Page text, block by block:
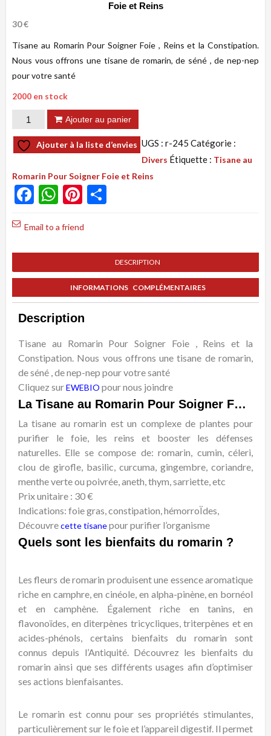
Foie et Reins
30€
Tisane au Romarin Pour Soigner Foie , Reins et la Constipation.
Nous vous offrons une tisane de romarin, de séné , de nep-nep
pour votre santé
2000 en stock
quantité
de
Remède
Romarin
Tisane
Romarin
Foie
et
Reins
Ajouter au panier
Ajouter à la liste d’envies UGS : r-245 Catégorie :
Divers Étiquette : Tisane au
Romarin Pour Soigner Foie et Reins
Facebook
WhatsApp
Pinterest
Email to a friend
DESCRIPTION
INFORMATIONS COMPLÉMENTAIRES
Description
Tisane au Romarin Pour Soigner Foie , Reins et la
Constipation. Nous vous offrons une tisane de romarin,
de séné , de nep-nep pour votre santé
Cliquez surEWEBIO pour nous joindre
La Tisane au Romarin Pour Soigner Foie et Reins
La tisane au romarin est un complexe de plantes pour
purifier le foie, les reins et booster les défenses
naturelles. Elle se compose de: romarin, cumin, céleri,
clou de girofle, basilic, curcuma, gingembre, coriandre,
menthe verte ou poivrée, aneth, thym, sarriette, etc
Prix unitaire : 30 €
Indications: foie gras, constipation, hémorroÏdes,
Découvrecette tisanepour purifier l’organisme
Quels sont les bienfaits du romarin ?
Les fleurs de romarin produisent une essence aromatique
riche en camphre, en cinéole, en alpha-pinène, en bornéol
et en camphène. Également riche en tanins, en
flavonoïdes, en diterpènes tricycliques, triterpènes et en
acides-phénols, certains bienfaits du romarin sont
connus depuis l’Antiquité. Découvrez les bienfaits du
romarin ainsi que ses différents usages afin d’optimiser
ses actions bienfaisantes.
Le romarin est connu pour ses propriétés stimulantes,
particulièrement sur lefoieet l’appareil digestif . Il permet